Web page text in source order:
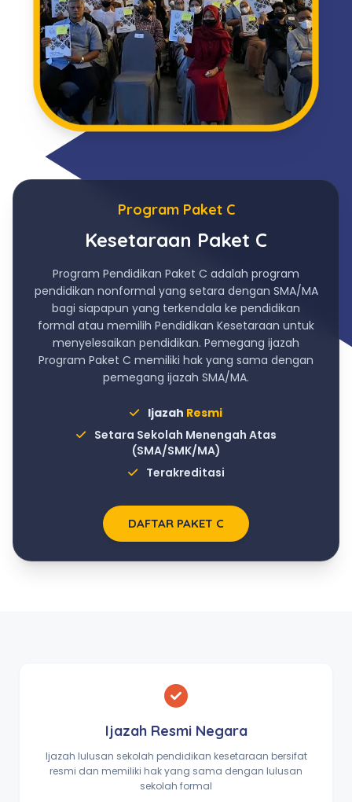
Program Paket C
Kesetaraan Paket C
Program Pendidikan Paket C adalah program
pendidikan nonformal yang setara dengan SMA/MA
bagi siapapun yang terkendala ke pendidikan
formal atau memilih Pendidikan Kesetaraan untuk
menyelesaikan pendidikan. Pemegang ijazah
Program Paket C memiliki hak yang sama dengan
pemegang ijazah SMA/MA.
Ijazah Resmi
Setara Sekolah Menengah Atas
(SMA/SMK/MA)
Terakreditasi
DAFTAR PAKET C
Ijazah Resmi Negara
Ijazah lulusan sekolah pendidikan kesetaraan bersifat
resmi dan memiliki hak yang sama dengan lulusan
sekolah formal